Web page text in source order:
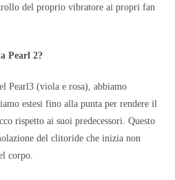
del proprio vibratore ai propri fan
Pearl 2?
Pearl3 (viola e rosa), abbiamo
estesi fino alla punta per rendere il
rispetto ai suoi predecessori. Questo
del clitoride che inizia non
corpo.